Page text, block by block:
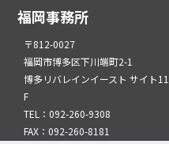
福岡事務所
〒812-0027
福岡市博多区下川端町2-1
博多リバレインイースト サイト11
F
TEL：092-260-9308
FAX：092-260-8181